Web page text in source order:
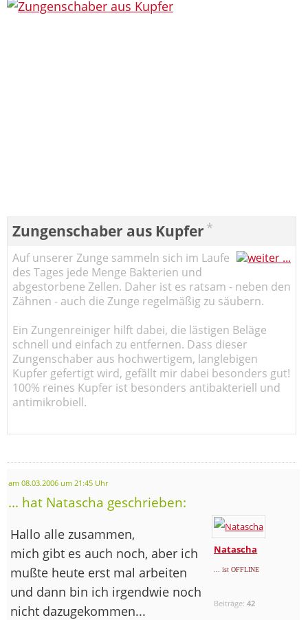
Zungenschaber aus Kupfer *
Auf unserer Zunge sammeln sich im Laufe
des Tages jede Menge Bakterien und
abgestorbene Zellen. Daher ist es ratsam - neben den
Zähnen - auch die Zunge regelmäßig zu säubern.
Ein Zungenreiniger hilft dabei, die lästigen Beläge
schnell und einfach zu entfernen. Dass dieser
Zungenschaber aus hochwertigem, langlebigen
Kupfer gefertigt wird, gefällt mir dabei besonders gut!
100% reines Kupfer ist besonders antibakteriell und
antimikrobiell.
am 08.03.2006 um 21:45 Uhr
... hat Natascha geschrieben:
Natascha
... ist OFFLINE
Beiträge:42
Hallo alle zusammen,
mich gibt es auch noch, aber ich
mußte heute erst mal arbeiten
und dann bin ich irgendwie noch
nicht dazugekommen...